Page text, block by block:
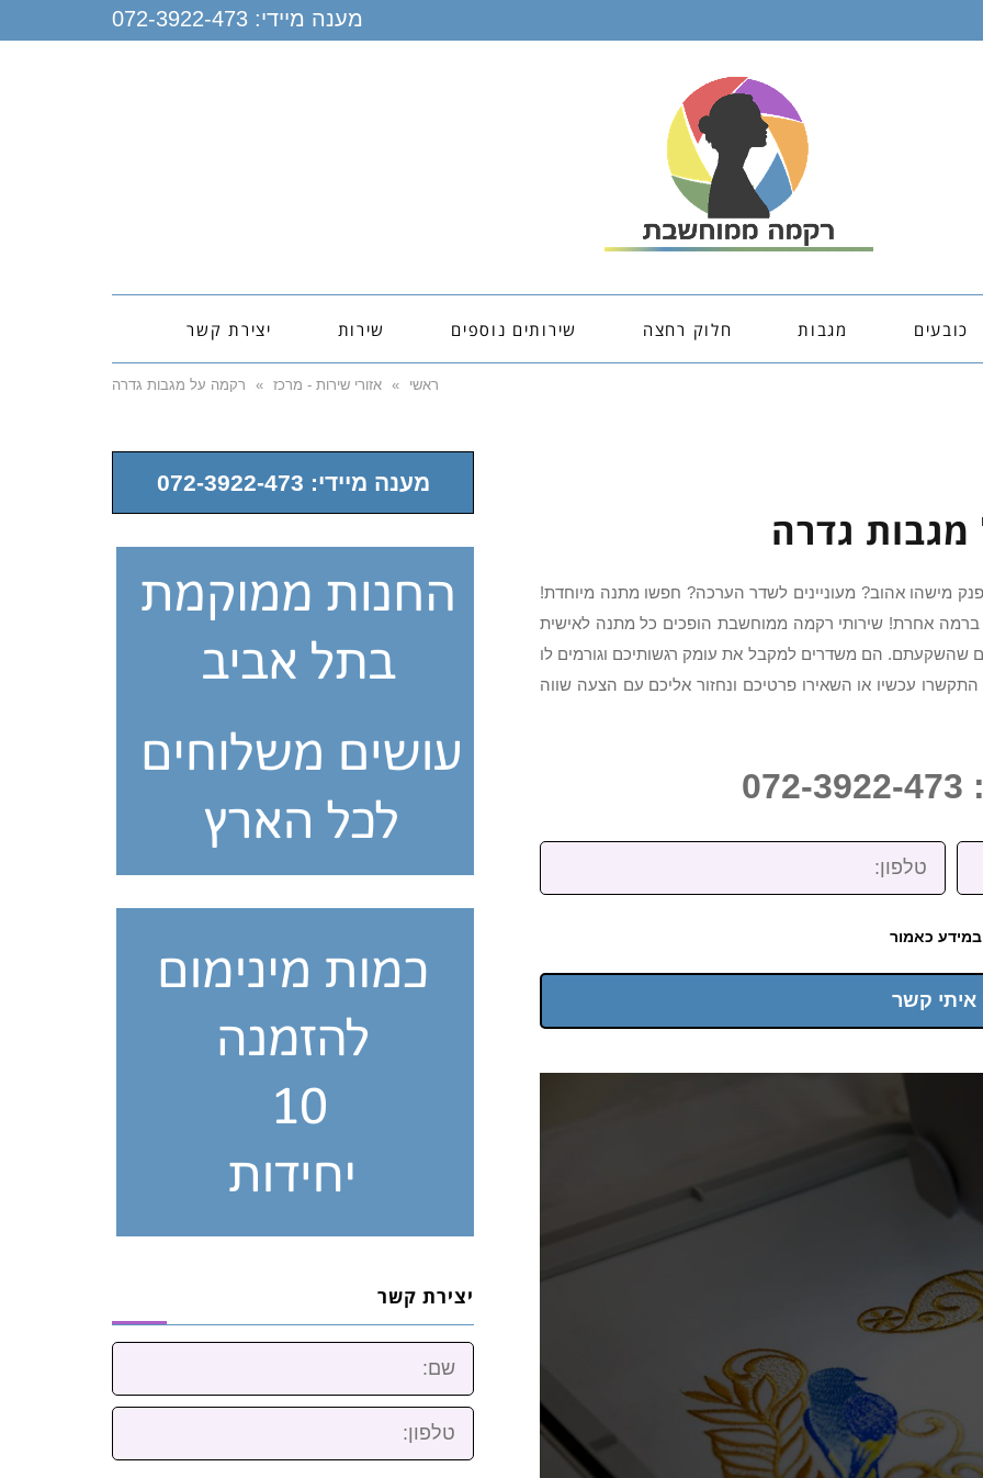
מענה מיידי: 072-3922-473
כובעים מגבות חלוק רחצה שירותים נוספים שירות יצירת קשר
ראשי » אזורי שירות - מרכז » רקמה על מגבות גדרה
גדרה
מישהו אהוב? מעוניינים לשדר הערכה? חפשו מתנה מיוחדת!
אחרת! שירותי רקמה ממוחשבת הופכים כל מתנה לאישית
שהשקעתם. הם משדרים למקבל את עומק רגשותיכם וגורמים לו
עכשיו או השאירו פרטיכם ונחזור אליכם עם הצעה שווה
טלפון:
כאמור
איתי קשר
מענה מיידי: 072-3922-473
יצירת קשר
שם:
טלפון: